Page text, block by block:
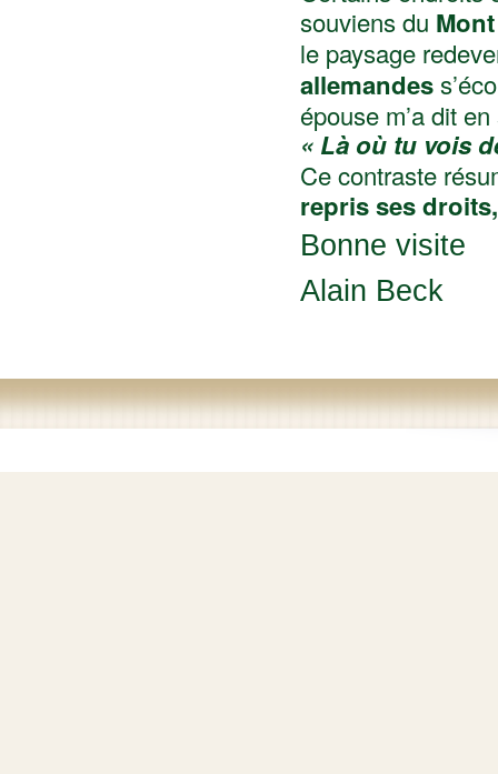
souviens du
le paysage
allemandes
épouse m’a dit
« Là où tu vois
Ce contraste
repris ses
Bonne visite
Alain Beck